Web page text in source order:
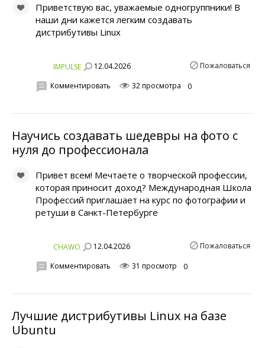
Приветствую вас, уважаемые одногруппники! В
наши дни кажется легким создавать
дистрибутивы Linux
IMPULSE 12.04.2026 Пожаловаться
Комментировать 32 просмотра 0
Научись создавать шедевры на фото с
нуля до профессионала
Привет всем! Мечтаете о творческой профессии,
которая приносит доход? Международная Школа
Профессий приглашает на курс по фотографии и
ретуши в Санкт-Петербурге
CHAWO 12.04.2026 Пожаловаться
Комментировать 31 просмотр 0
Лучшие дистрибутивы Linux на базе
Ubuntu